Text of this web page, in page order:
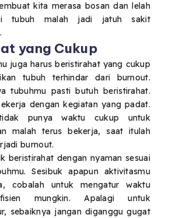
kita merasa bosan dan lelah
tubuh malah jadi jatuh sakit
yang Cukup
juga harus beristirahat yang cukup
tubuh terhindar dari burnout.
tubuhmu pasti butuh beristirahat.
dengan kegiatan yang padat.
punya waktu cukup untuk
malah terus bekerja, saat itulah
burnout.
beristirahat dengan nyaman sesuai
Sesibuk apapun aktivitasmu
cobalah untuk mengatur waktu
mungkin. Apalagi untuk
sebaiknya jangan diganggu gugat